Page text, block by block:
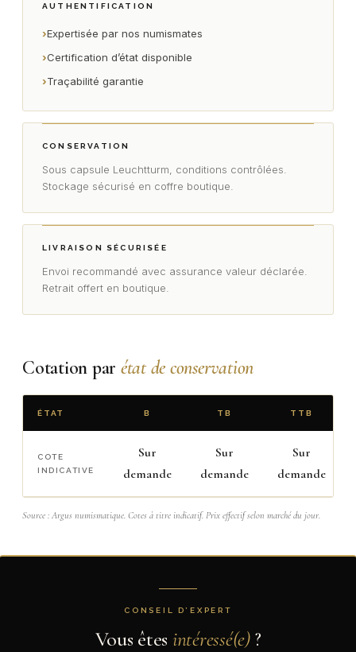
AUTHENTIFICATION
›Expertisée par nos numismates
›Certification d’état disponible
›Traçabilité garantie
CONSERVATION
Sous capsule Leuchtturm, conditions contrôlées.
Stockage sécurisé en coffre boutique.
LIVRAISON SÉCURISÉE
Envoi recommandé avec assurance valeur déclarée.
Retrait offert en boutique.
Cotation par état de conservation
ÉTAT B TB TTB
COTE
INDICATIVE
Sur
demande
Sur
demande
Sur
demande
Source : Argus numismatique. Cotes à titre indicatif. Prix effectif selon marché du jour.
CONSEIL D’EXPERT
Vous êtes intéressé(e)?